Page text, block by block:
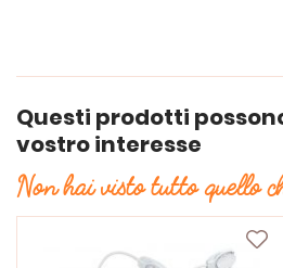
Questi prodotti
vostro interesse
Non hai visto tutto quello